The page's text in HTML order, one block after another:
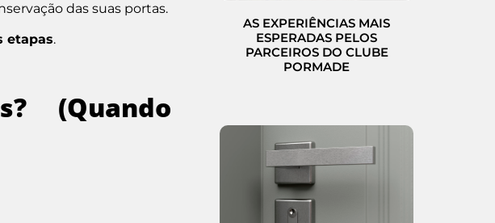
das suas portas.
etapas.
(Quando
AS EXPERIÊNCIAS MAIS
ESPERADAS PELOS
PARCEIROS DO CLUBE
PORMADE